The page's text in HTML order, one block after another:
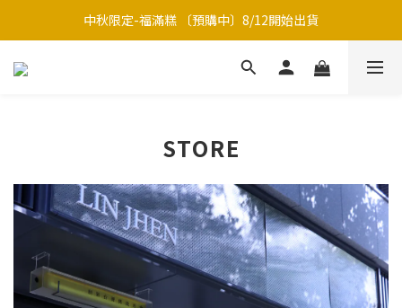
中秋限定-福滿糕 〔預購中〕8/12開始出貨
中秋限定-福滿糕 〔預購中〕8/12開始出貨
7/1~8/31新竹巨城 B1 快閃櫃【有販售現吃草仔粿】
中秋限定-福滿糕 〔預購中〕8/12開始出貨
STORE